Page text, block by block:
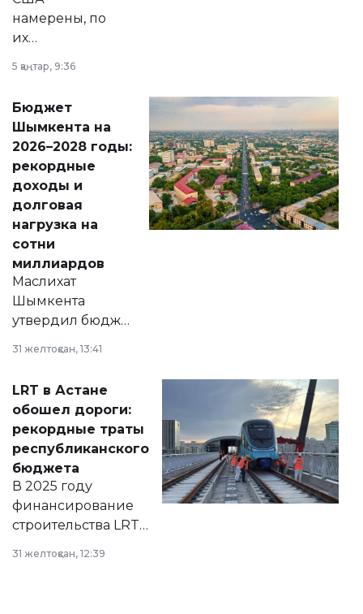
намерены, по
их
принести
народу
Венесуэлы.
5 қаңтар, 9:36
Бюджет
Шымкента на
2026–2028 годы:
рекордные
доходы и
долговая
нагрузка на
сотни
миллиардов
Маслихат
Шымкента
утвердил бюджет
2028 годы.
документ
появился в базе
нормативных
правовых актов и
на сайте маслихат
города.
31 желтоқсан, 13:41
LRT в Астане
обошел дороги:
рекордные траты
республиканского
бюджета
В 2025 году
финансирование
строительства LRT
республиканского
31 желтоқсан, 12:39